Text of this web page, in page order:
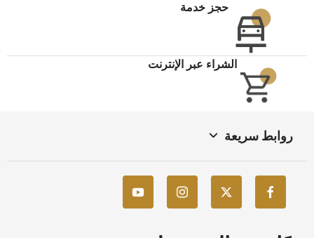
حجز خدمة
الشراء عبر الإنترنت
روابط سريعة